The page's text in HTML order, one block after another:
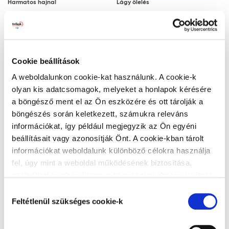
Cookie beállítások
A weboldalunkon cookie-kat használunk. A cookie-k
olyan kis adatcsomagok, melyeket a honlapok kérésére
a böngésző ment el az Ön eszközére és ott tárolják a
böngészés során keletkezett, számukra releváns
információkat, így például megjegyzik az Ön egyéni
beállításait vagy azonosítják Önt. A cookie-kban tárolt
információkat weboldalunk különböző célokra használja
fel, úgy mint a weboldal működésének biztosítása,
szabott ajánlatok megjelenítése, látogatottsági adatok
elemzése. A weboldalunk által alkalmazott cookie-k,
különösen a Google Analytics cookie-k működéséről,
kiválasztása
Feltétlenül szükséges cookie-k
Megjegyzés: a javasolt rétegfelépítések minden
esetben a legjobb tudásunk szerinti ajánlások, a
vizsgálatától.
Tanácsok, ajánlások, speciális tudnivalók, egyebek
A végleges, ellenálló filmréteg 14 nap
elteltével alakul ki. A filmréteg ezt követően
válik vízzel, tisztítószerrel moshatóvá.
A gipszkarton lapra történő felhordáskor
az alapfelület nedvességre különösen
érzékeny. Ez hólyagosodást és lepattogzást
szellőzésről és hőmérsékletről.
Harmatos hajnal Lágy ölelés
Ezüstszürke Naplemente
Zöld lagúna Titán